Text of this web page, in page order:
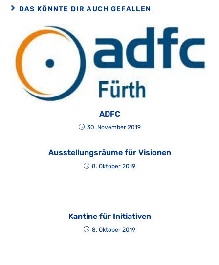
DAS KÖNNTE DIR AUCH GEFALLEN
ADFC
30. November 2019
Ausstellungsräume für Visionen
8. Oktober 2019
Kantine für Initiativen
8. Oktober 2019